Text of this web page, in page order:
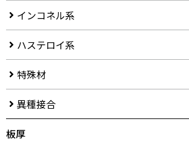
インコネル系
ハステロイ系
特殊材
異種接合
板厚